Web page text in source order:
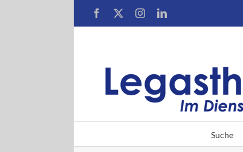
Facebook InstagramLinkedIn
Suche